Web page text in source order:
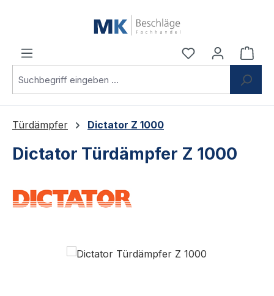
Du hast 0
Türdämpfer Dictator Z 1000
Dictator Türdämpfer Z 1000